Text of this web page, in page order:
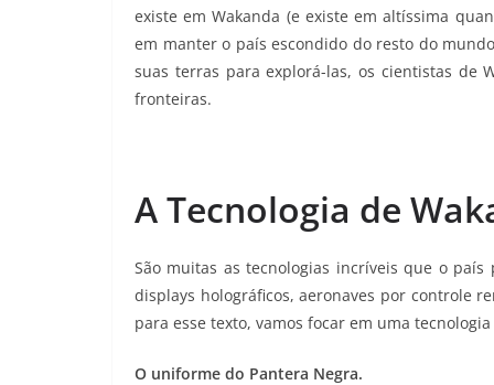
existe em Wakanda (e existe em altíssima
em manter o país escondido do resto do
suas terras para explorá-las, os cientistas de
fronteiras.
A Tecnologia de
São muitas as tecnologias incríveis que o
displays holográficos, aeronaves por controle
para esse texto, vamos focar em uma
O uniforme do Pantera Negra.